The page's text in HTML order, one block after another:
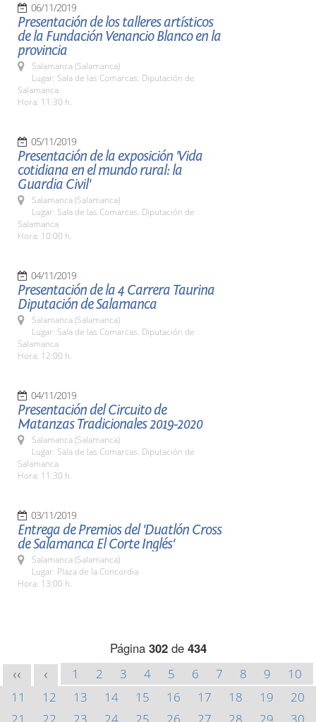
06/11/2019
Presentación de los talleres artísticos
de la Fundación Venancio Blanco en la
provincia
Salamanca (Salamanca)
Lugar: Sala de las Comarcas. Diputación de
Salamanca
Hora: 11:30 h.
05/11/2019
Presentación de la exposición 'Vida
cotidiana en el mundo rural: la
Guardia Civil'
Salamanca (Salamanca)
Lugar: Sala de las Comarcas. Diputación de
Salamanca
Hora: 10:00 h.
04/11/2019
Presentación de la 4 Carrera Taurina
Diputación de Salamanca
Salamanca (Salamanca)
Lugar: Sala de las Comarcas. Diputación de
Salamanca
Hora: 12:00 h.
04/11/2019
Presentación del Circuito de
Matanzas Tradicionales 2019-2020
Salamanca (Salamanca)
Lugar: Sala de las Comarcas. Diputación de
Salamanca
Hora: 11:30 h.
03/11/2019
Entrega de Premios del 'Duatlón Cross
de Salamanca El Corte Inglés'
Salamanca (Salamanca)
Lugar: Plaza de la Concordia
Hora: 13:00 h.
Página 302de 434
<< < 1 2 3 4 5 6 7 8 9
10
11
12 13 14 15 16 17 18 19
20